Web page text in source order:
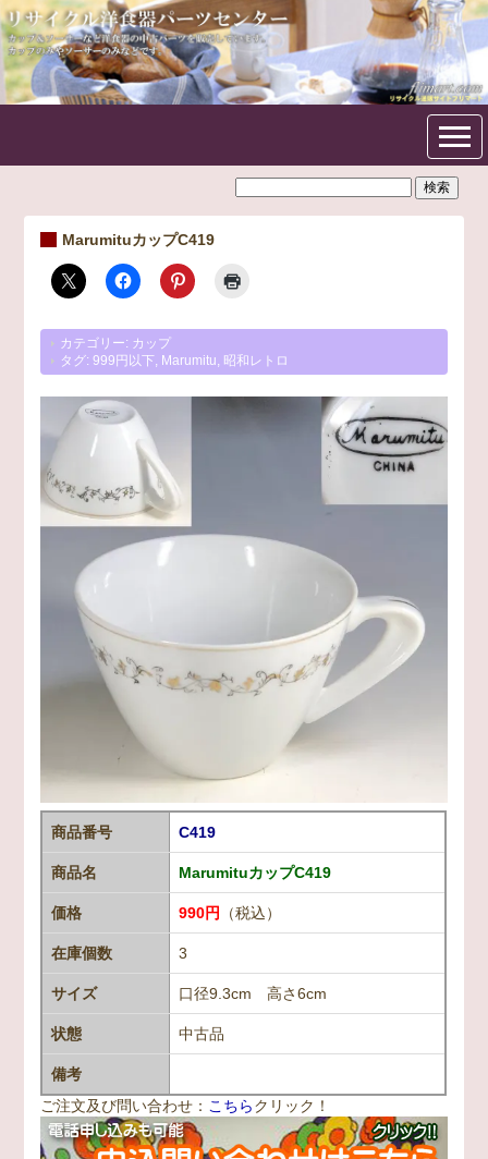
フリマート洋食器パーツセン
ター
MarumituカップC419
カテゴリー: カップ
タグ:999円以下 Marumitu 昭和レトロ
商品番号 C419
商品名 MarumituカップC419
価格 990円 （税込）
在庫個数 3
サイズ 口径9.3cm 高さ6cm
状態 中古品
備考
ご注文及び問い合わせ： こちらクリック！